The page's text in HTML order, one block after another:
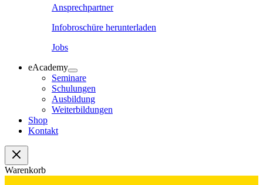
Ansprechpartner
Infobroschüre herunterladen
Jobs
eAcademy
Seminare
Schulungen
Ausbildung
Weiterbildungen
Shop
Kontakt
Warenkorb